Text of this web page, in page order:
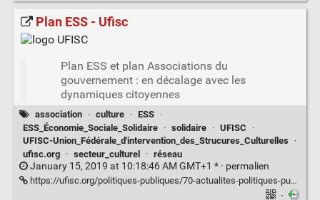
Plan ESS - Ufisc
Plan ESS et plan Associations du
gouvernement : en décalage avec les
dynamiques citoyennes
association · culture · ESS ·
ESS_Économie_Sociale_Solidaire
· solidaire · UFISC
·
UFISC-Union_Fédérale_d'intervention_des_Strucures_Culturelles
·
ufisc.org
· secteur_culturel · réseau
January 15, 2019 at 10:18:46 AM GMT+1 * · permalien
https://ufisc.org/politiques-publiques/70-actualites-politiques-publiques/333-plan-ess.html
·